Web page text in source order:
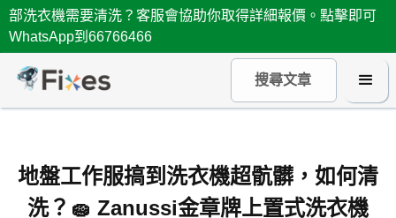
部洗衣機需要清洗？客服會協助你取得詳細報價。點擊即可
WhatsApp到66766466
地盤工作服搞到洗衣機超骯髒，如何清
洗？🧽 Zanussi金章牌上置式洗衣機